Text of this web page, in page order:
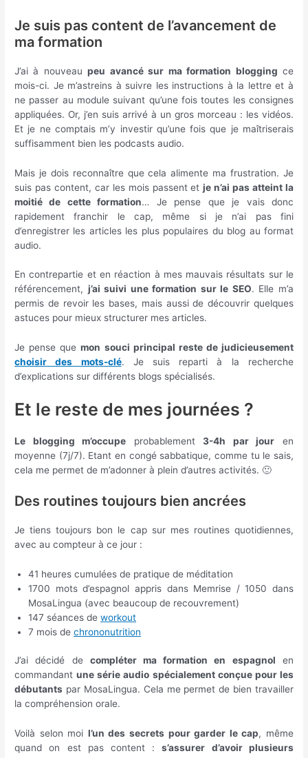
Je suis pas content de l’avancement de
ma formation
J’ai à nouveaupeu avancé sur ma formation blogging ce
mois-ci. Je m’astreins à suivre les instructions à la lettre et à
ne passer au module suivant qu’une fois toutes les consignes
appliquées. Or, j’en suis arrivé à un gros morceau : les vidéos.
Et je ne comptais m’y investir qu’une fois que je maîtriserais
suffisamment bien les podcasts audio.
Mais je dois reconnaître que cela alimente ma frustration. Je
suis pas content, car les mois passent etje n’ai pas atteint la
moitié de cette formation… Je pense que je vais donc
rapidement franchir le cap, même si je n’ai pas fini
d’enregistrer les articles les plus populaires du blog au format
audio.
En contrepartie et en réaction à mes mauvais résultats sur le
référencement, j’ai suivi une formation sur le SEO. Elle m’a
permis de revoir les bases, mais aussi de découvrir quelques
astuces pour mieux structurer mes articles.
Je pense quemon souci principal reste de judicieusement
choisir des mots-clé. Je suis reparti à la recherche
d’explications sur différents blogs spécialisés.
Et le reste de mes journées ?
Le blogging m’occupe probablement3-4h par jour en
moyenne (7j/7). Etant en congé sabbatique, comme tu le sais,
cela me permet de m’adonner à plein d’autres activités. 🙂
Des routines toujours bien ancrées
Je tiens toujours bon le cap sur mes routines quotidiennes,
avec au compteur à ce jour :
41 heures cumulées de pratique de méditation
1700 mots d’espagnol appris dans Memrise / 1050 dans
MosaLingua (avec beaucoup de recouvrement)
147 séances deworkout
7 mois dechrononutrition
J’ai décidé de compléter ma formation en espagnol en
commandantune série audio spécialement conçue pour les
débutants par MosaLingua. Cela me permet de bien travailler
la compréhension orale.
Voilà selon moi l’un des secrets pour garder le cap, même
quand on est pas content :s’assurer d’avoir plusieurs